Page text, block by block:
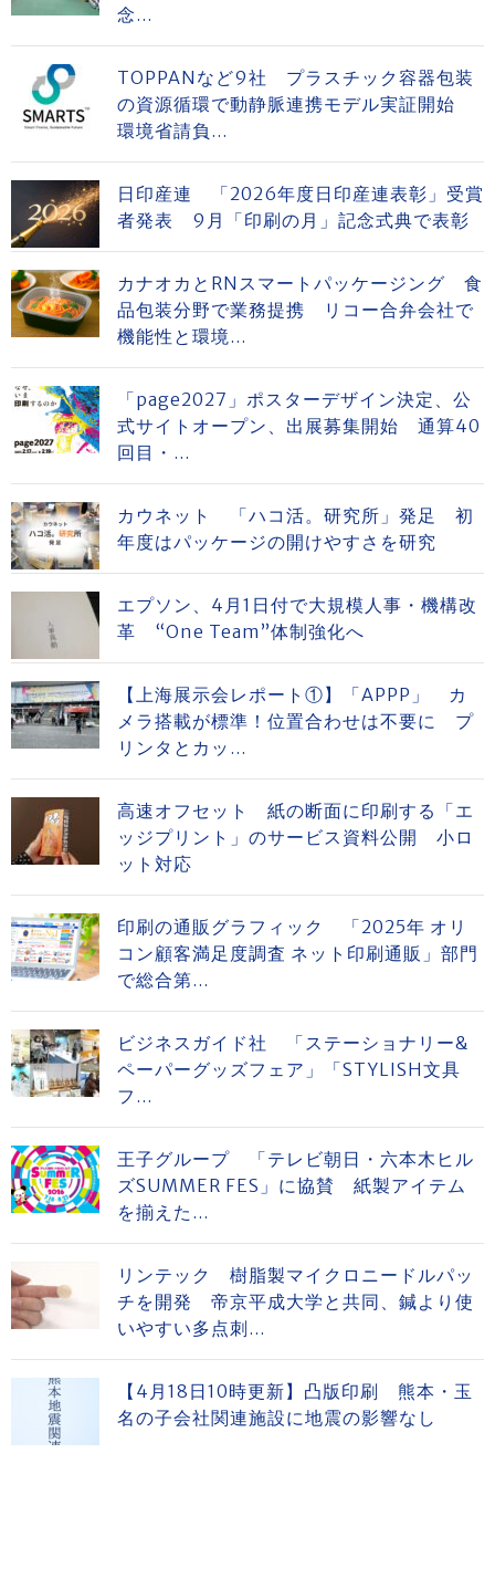
念...
TOPPANなど9社 プラスチック容器包装
の資源循環で動静脈連携モデル実証開始
環境省請負...
日印産連 「2026年度日印産連表彰」受賞
者発表 9月「印刷の月」記念式典で表彰
カナオカとRNスマートパッケージング 食
品包装分野で業務提携 リコー合弁会社で
機能性と環境...
「page2027」ポスターデザイン決定、公
式サイトオープン、出展募集開始 通算40
回目・...
カウネット 「ハコ活。研究所」発足 初
年度はパッケージの開けやすさを研究
エプソン、4月1日付で大規模人事・機構改
革 “One Team”体制強化へ
【上海展示会レポート①】「APPP」 カ
メラ搭載が標準！位置合わせは不要に プ
リンタとカッ...
高速オフセット 紙の断面に印刷する「エ
ッジプリント」のサービス資料公開 小ロ
ット対応
印刷の通販グラフィック 「2025年 オリ
コン顧客満足度調査 ネット印刷通販」部門
で総合第...
ビジネスガイド社 「ステーショナリー&
ペーパーグッズフェア」「STYLISH文具
フ...
王子グループ 「テレビ朝日・六本木ヒル
ズSUMMER FES」に協賛 紙製アイテム
を揃えた...
リンテック 樹脂製マイクロニードルパッ
チを開発 帝京平成大学と共同、鍼より使
いやすい多点刺...
【4月18日10時更新】凸版印刷 熊本・玉
名の子会社関連施設に地震の影響なし